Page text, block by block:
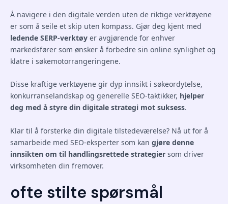
Å navigere i den digitale verden uten de riktige verktøyene
er som å seile et skip uten kompass. Gjør deg kjent med
ledende SERP-verktøy er avgjørende for enhver
markedsfører som ønsker å forbedre sin online synlighet og
klatre i søkemotorrangeringene.
Disse kraftige verktøyene gir dyp innsikt i søkeordytelse,
konkurranselandskap og generelle SEO-taktikker, hjelper
deg med å styre din digitale strategi mot suksess.
Klar til å forsterke din digitale tilstedeværelse? Nå ut for å
samarbeide med SEO-eksperter som kan gjøre denne
innsikten om til handlingsrettede strategier som driver
virksomheten din fremover.
ofte stilte spørsmål